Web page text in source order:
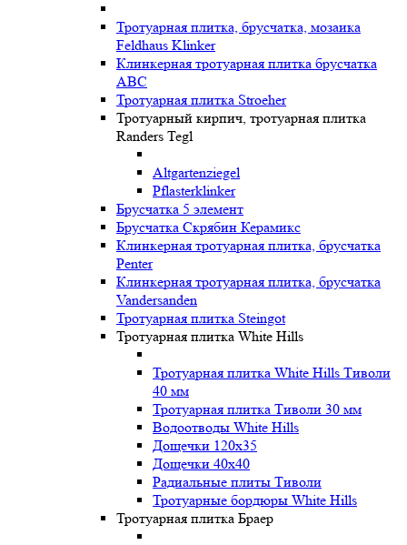
Тротуарная плитка, брусчатка, мозаика
Feldhaus Klinker
Клинкерная тротуарная плитка брусчатка
ABC
Тротуарная плитка Stroeher
Тротуарный кирпич, тротуарная плитка
Randers Tegl
Altgartenziegel
Pflasterklinker
Брусчатка 5 элемент
Брусчатка Скрябин Керамикс
Клинкерная тротуарная плитка, брусчатка
Penter
Клинкерная тротуарная плитка, брусчатка
Vandersanden
Тротуарная плитка Steingot
Тротуарная плитка White Hills
Тротуарная плитка White Hills Тиволи
40 мм
Тротуарная плитка Тиволи 30 мм
Водоотводы White Hills
Дощечки 120x35
Дощечки 40x40
Радиальные плиты Тиволи
Тротуарные бордюры White Hills
Тротуарная плитка Браер